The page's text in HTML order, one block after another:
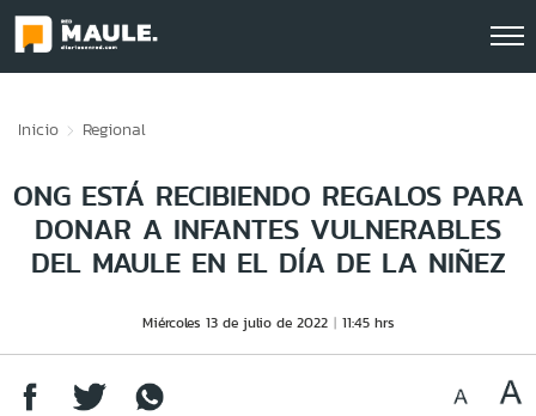
Inicio Regional
ONG ESTÁ RECIBIENDO REGALOS PARA
DONAR A INFANTES VULNERABLES
DEL MAULE EN EL DÍA DE LA NIÑEZ
Miércoles 13 de julio de 2022 11:45 hrs